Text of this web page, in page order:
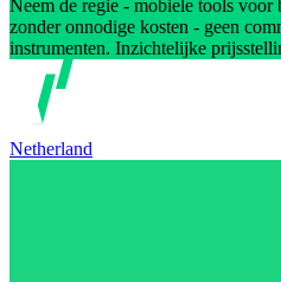
Neem de regie - mobiele tools voor
zonder onnodige kosten - geen
instrumenten. Inzichtelijke
Netherland